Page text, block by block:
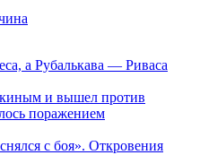
а Рубалькава — Риваса
и вышел против
поражением
с боя». Откровения